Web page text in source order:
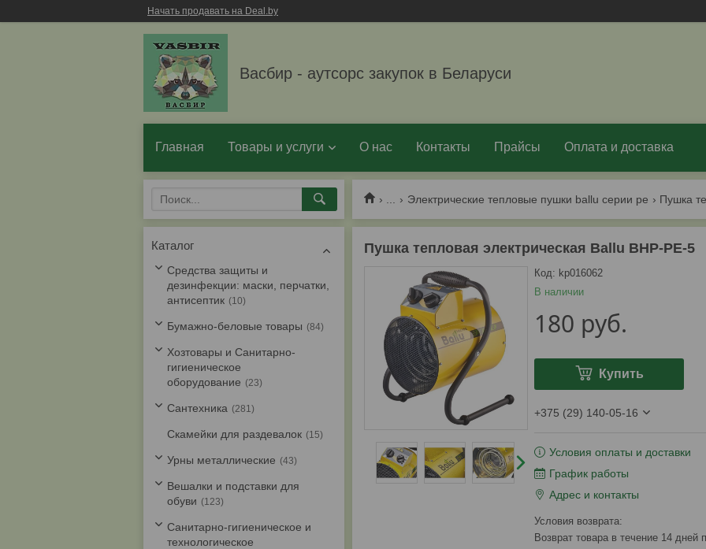
Начать продавать на Deal.by
Васбир - аутсорс закупок в Беларуси
Главная Товары и услуги О нас Контакты Прайсы Оплата и доставка
Электрические тепловые пушки ballu серии ре
Пушка тепловая электрическая Ballu BHP-PE-5
В наличии
Код: kp016062
180 руб.
Купить
+375 (29) 140-05-16
Условия оплаты и доставки
График работы
Адрес и контакты
возврат товара в течение 14 дней
Каталог
Средства защиты и
дезинфекции: маски, перчатки,
антисептик
10
Бумажно-беловые товары 84
Хозтовары и Санитарно-
гигиеническое
оборудование
23
Cантехника 281
Скамейки для раздевалок 15
Урны металлические 43
Вешалки и подставки для
обуви
123
Санитарно-гигиеническое и
технологическое